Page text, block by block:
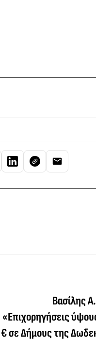
Βασίλης
«Επιχορηγήσεις
€ σε Δήμους της